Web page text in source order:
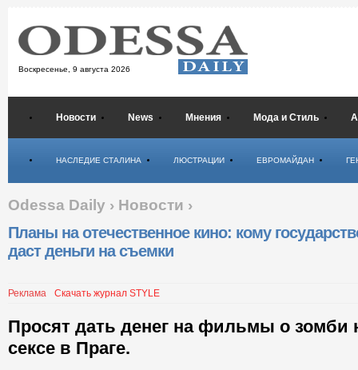
Воскресенье, 9 августа 2026
Новости News Мнения Мода и Стиль
НАСЛЕДИЕ СТАЛИНА ЛЮСТРАЦИИ ЕВРОМАЙДАН
Odessa Daily › Новости ›
Планы на отечественное кино: кому
даст деньги на съемки
Реклама Скачать журнал STYLE
Просят дать денег на фильмы о зомби
сексе в Праге.